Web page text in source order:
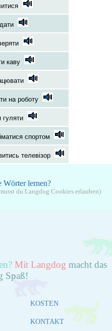
каву
на роботу
гуляти
спортом
телевізор
Wörter lernen?
du Langdog Cookies erlauben)
Mit Langdog macht das
Spaß!
KOSTEN
KONTAKT